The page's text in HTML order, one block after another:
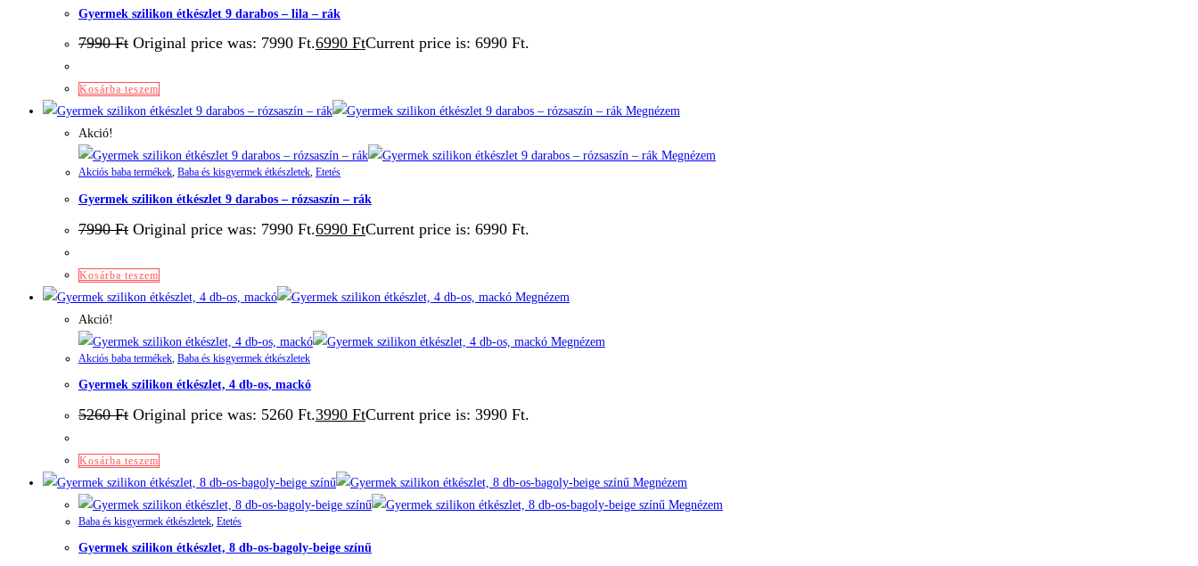
Gyermek szilikon étkészlet 9 darabos – lila – rák
7990Ft Original price was: 7990 Ft.6990 FtCurrent price is: 6990 Ft.
Kosárba teszem
Megnézem
Akció!
Megnézem
Akciós baba termékek, Baba és kisgyermek étkészletek, Etetés
Gyermek szilikon étkészlet 9 darabos – rózsaszín – rák
7990Ft Original price was: 7990 Ft.6990 FtCurrent price is: 6990 Ft.
Kosárba teszem
Megnézem
Akció!
Megnézem
Akciós baba termékek Baba és kisgyermek étkészletek
Gyermek szilikon étkészlet, 4 db-os, mackó
5260Ft Original price was: 5260 Ft.3990 FtCurrent price is: 3990 Ft.
Kosárba teszem
Megnézem
Megnézem
Baba és kisgyermek étkészletek Etetés
Gyermek szilikon étkészlet, 8 db-os-bagoly-beige színű